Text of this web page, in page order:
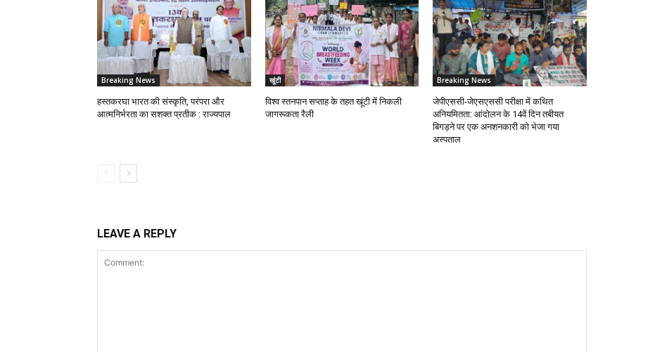
Breaking News
हस्तकरघा भारत की संस्कृति, परंपरा और
आत्मनिर्भरता का सशक्त प्रतीक : राज्यपाल
खूंटी
विश्व स्तनपान सप्ताह के तहत खूंटी में निकली
जागरूकता रैली
Breaking News
जेपीएससी-जेएसएससी परीक्षा में कथित
अनियमितता: आंदोलन के 14वें दिन तबीयत
बिगड़ने पर एक अनशनकारी को भेजा गया
अस्पताल
LEAVE A REPLY